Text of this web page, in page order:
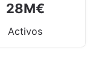
28M€
Activos